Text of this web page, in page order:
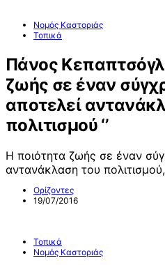
Νομός Καστοριάς
Τοπικά
Πάνος
ζωής σε έναν
αποτελεί
πολιτισμού ‘’
Η ποιότητα ζωής σε έναν
αντανάκλαση του
Ορίζοντες
19/07/2016
Τοπικά
Νομός Καστοριάς